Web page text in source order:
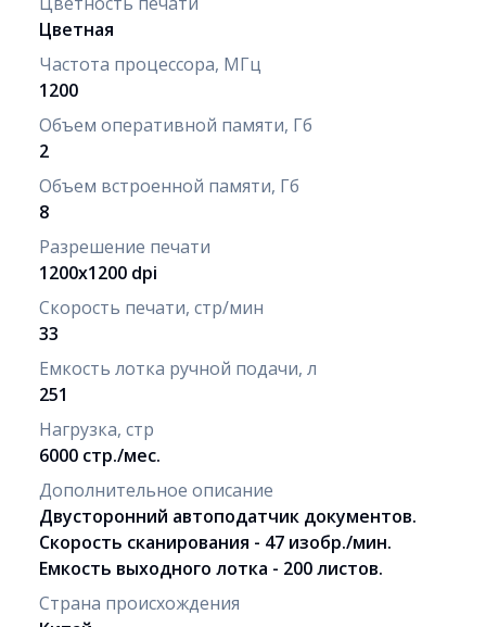
Цветная
Частота процессора, МГц
1200
Объем оперативной памяти, Гб
2
Объем встроенной памяти, Гб
8
Разрешение печати
1200x1200 dpi
Скорость печати, стр/мин
33
Емкость лотка ручной подачи, л
251
Нагрузка, стр
6000 стр./мес.
Дополнительное описание
Двусторонний автоподатчик документов.
Скорость сканирования - 47 изобр./мин.
Емкость выходного лотка - 200 листов.
Страна происхождения